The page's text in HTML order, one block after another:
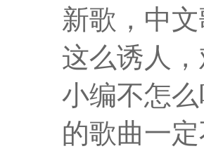
新歌，中
这么诱人
小编不怎
的歌曲一